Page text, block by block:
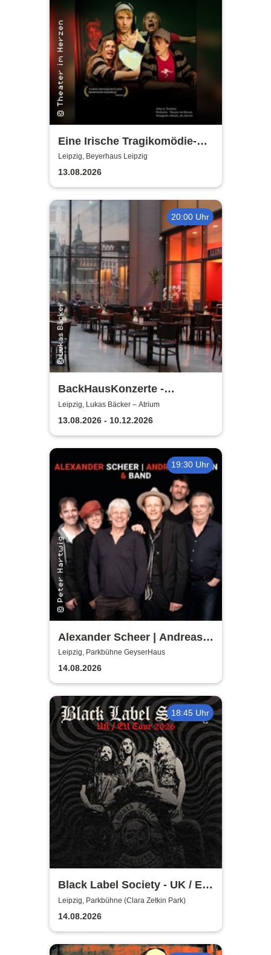
Eine Irische Tragikomödie-
Das Kleingeld | Getreu dem
Motto: Wir lachen, weil wir
weinen
Leipzig, Beyerhaus Leipzig
13.08.2026
20:00 Uhr
BackHausKonzerte -
Kammermusik mit der
Sinfonia Leipzig
Leipzig, Lukas Bäcker – Atrium
13.08.2026 - 10.12.2026
19:30 Uhr
Alexander Scheer | Andreas
Dresen & Band spielen (nicht
nur) Gundermann
Leipzig, Parkbühne GeyserHaus
14.08.2026
18:45 Uhr
Black Label Society - UK / EU
TOUR 2026
Leipzig, Parkbühne (Clara Zetkin Park)
14.08.2026